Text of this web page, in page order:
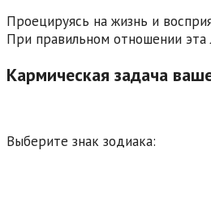
Проецируясь на жизнь и
При правильном отношении эта
Кармическая задача
Выберите знак зодиака: